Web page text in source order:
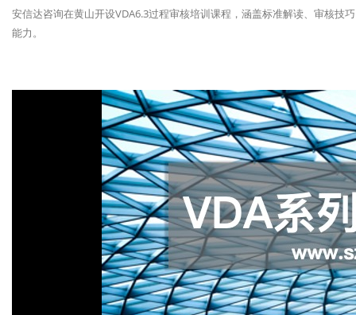
安信达咨询在黄山开设VDA6.3过程审核培训课程，涵盖标准解读、审核
能力。